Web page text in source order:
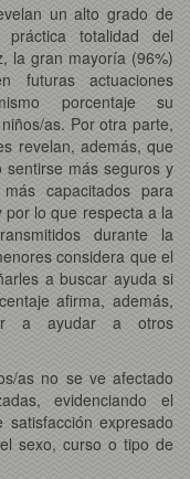
un alto grado de
totalidad del
la gran mayoría (96%)
actuaciones
porcentaje su
as. Por otra parte,
revelan, además, que
más seguros y
capacitados para
lo que respecta a la
durante la
considera que el
a buscar ayuda si
afirma, además,
a ayudar a otros
as no se ve afectado
evidenciando el
expresado
sexo, curso o tipo de